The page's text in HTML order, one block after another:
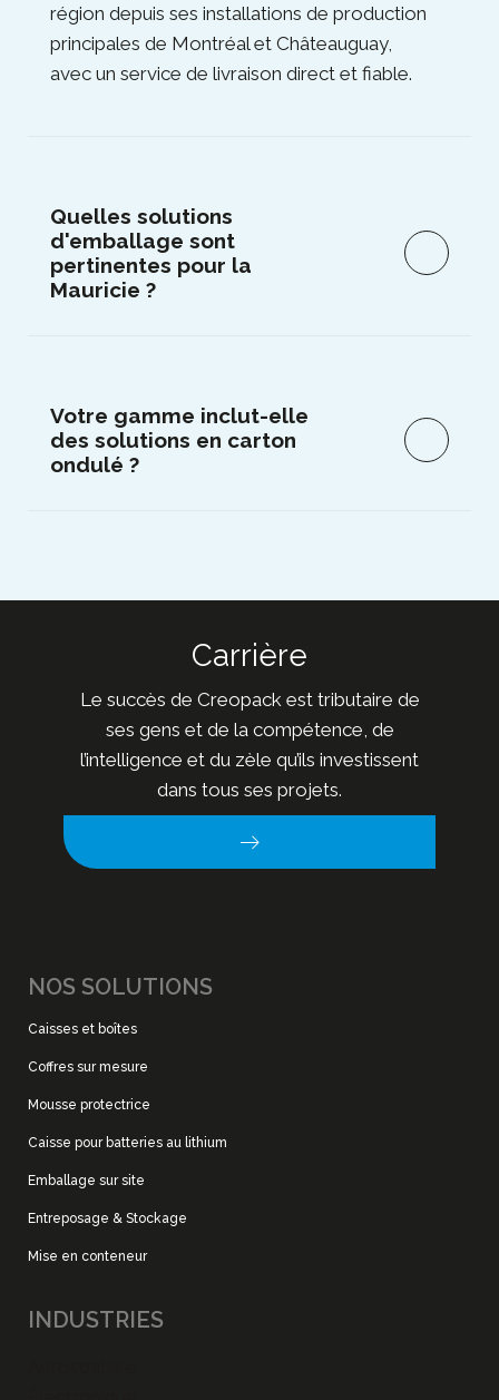
région depuis ses installations de production
principales de Montréal et Châteauguay,
avec un service de livraison direct et fiable.
Quelles solutions
d'emballage sont
pertinentes pour la
Mauricie ?
Votre gamme inclut-elle
des solutions en carton
ondulé ?
Carrière
Le succès de Creopack est tributaire de
ses gens et de la compétence, de
l’intelligence et du zèle qu’ils investissent
dans tous ses projets.
NOS SOLUTIONS
Caisses et boîtes
Coffres sur mesure
Mousse protectrice
Caisse pour batteries au lithium
Emballage sur site
Entreposage & Stockage
Mise en conteneur
INDUSTRIES